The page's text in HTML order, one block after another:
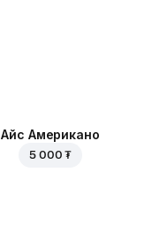
Айс Американо
5 000 ₮